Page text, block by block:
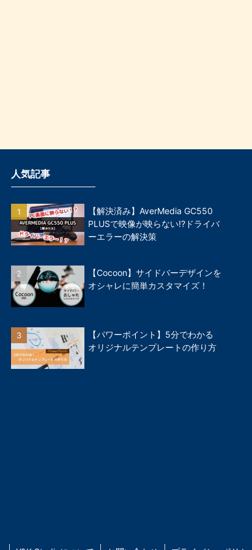
人気記事
【解決済み】AverMedia GC550
PLUSで映像が映らない!?ドライバ
ーエラーの解決策
【Cocoon】サイドバーデザインを
オシャレに簡単カスタマイズ！
【パワーポイント】5分でわかる
オリジナルテンプレートの作り方